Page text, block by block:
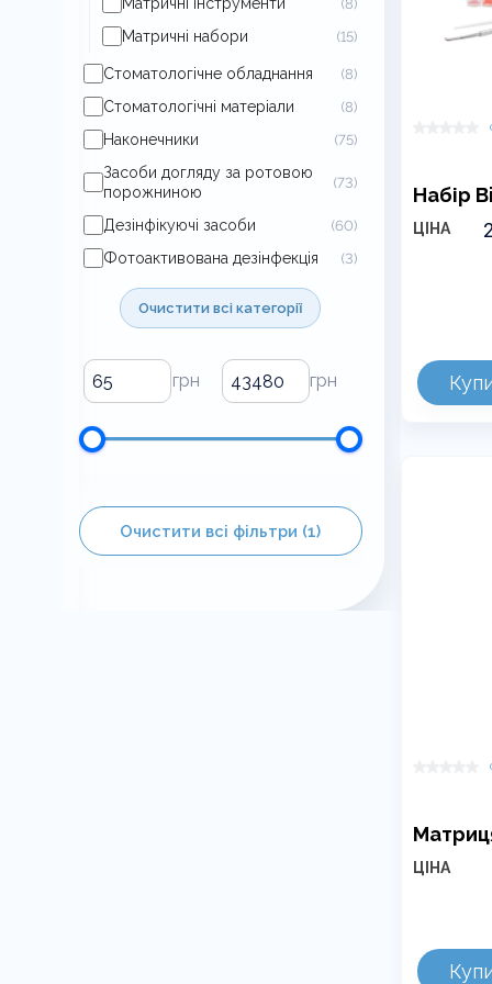
(8)
Матричні набори (15)
Стоматологічне обладнання (8)
Стоматологічні матеріали (8)
Наконечники (75)
Засоби догляду за ротовою
порожниною
(73)
Дезінфікуючі засоби (60)
Фотоактивована дезінфекція (3)
Очистити всі категорії
Очистити всі фільтри (1)
Набір
ЦІНА
кілька
варіантів.
ЦІНА
товар
має